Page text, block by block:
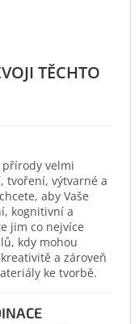
přírody velmi
tvoření, výtvarné a
aby Vaše
kognitivní a
jim co nejvíce
kdy mohou
a zároveň
ke tvorbě.